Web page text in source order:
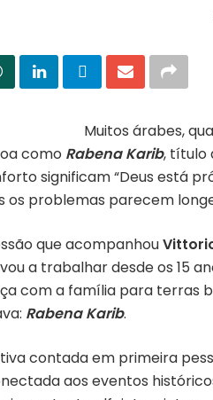
Muitos árabes,
como Rabena Karib, título
significam “Deus está
os problemas parecem
que acompanhou
a trabalhar desde os 15
com a família para terras
Rabena Karib.
contada em primeira
aos eventos